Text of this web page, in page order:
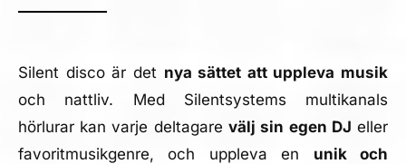
Silent disco är det nya sättet att uppleva musik
och nattliv. Med Silentsystems multikanals
hörlurar kan varje deltagare välj sin egen DJ eller
favoritmusikgenre, och uppleva en unik och